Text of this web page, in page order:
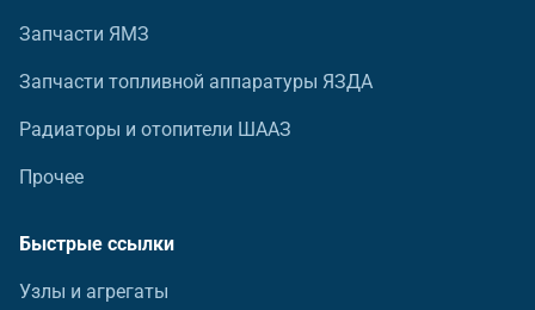
Запчасти ЯМЗ
Запчасти топливной аппаратуры ЯЗДА
Радиаторы и отопители ШААЗ
Прочее
Быстрые ссылки
Узлы и агрегаты